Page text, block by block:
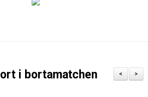
>
<
i bortamatchen